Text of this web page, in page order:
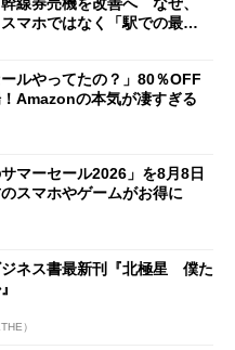
スマホではなく「駅での最短
ールやってたの？」80％OFF
Amazonの本気が凄すぎる
マーセール2026」を8月8日
スマホやゲームがお得に
ジネス書最新刊『北極星 僕た
）